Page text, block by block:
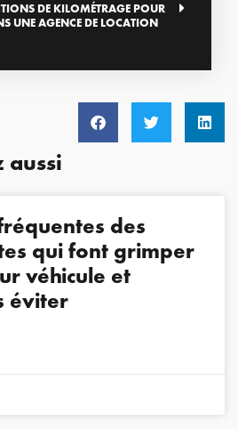
DE KILOMÉTRAGE POUR
UNE AGENCE DE LOCATION
aussi
des
qui font grimper
véhicule et
éviter